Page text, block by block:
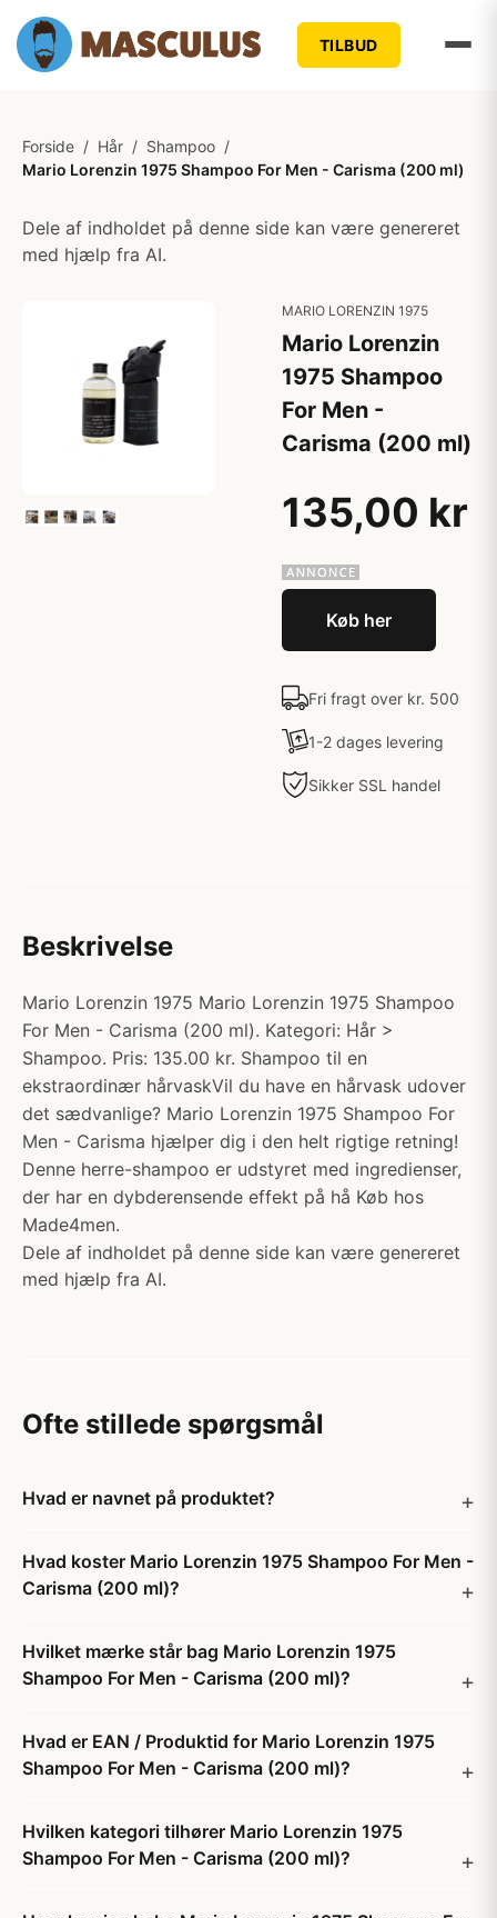
TILBUD
Forside / Hår / Shampoo /
Mario Lorenzin 1975 Shampoo For Men - Carisma (200 ml)
Dele af indholdet på denne side kan være genereret
med hjælp fra AI.
MARIO LORENZIN 1975
Mario Lorenzin
1975 Shampoo
For Men -
Carisma (200 ml)
135,00 kr
Køb her
Fri fragt over kr. 500
1-2 dages levering
Sikker SSL handel
Beskrivelse
Mario Lorenzin 1975 Mario Lorenzin 1975 Shampoo
For Men - Carisma (200 ml). Kategori: Hår >
Shampoo. Pris: 135.00 kr. Shampoo til en
ekstraordinær hårvaskVil du have en hårvask udover
det sædvanlige? Mario Lorenzin 1975 Shampoo For
Men - Carisma hjælper dig i den helt rigtige retning!
Denne herre-shampoo er udstyret med ingredienser,
der har en dybderensende effekt på hå Køb hos
Made4men.
Dele af indholdet på denne side kan være genereret
med hjælp fra AI.
Ofte stillede spørgsmål
Hvad er navnet på produktet?
Hvad koster Mario Lorenzin 1975 Shampoo For Men -
Carisma (200 ml)?
Hvilket mærke står bag Mario Lorenzin 1975
Shampoo For Men - Carisma (200 ml)?
Hvad er EAN / Produktid for Mario Lorenzin 1975
Shampoo For Men - Carisma (200 ml)?
Hvilken kategori tilhører Mario Lorenzin 1975
Shampoo For Men - Carisma (200 ml)?